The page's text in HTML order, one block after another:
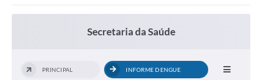
Secretaria da Saúde
PRINCIPAL INFORME DENGUE